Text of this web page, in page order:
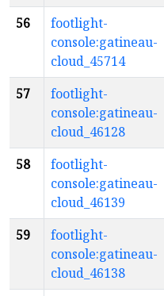
56
footlight-
console:gatineau-
cloud_45714
57
footlight-
console:gatineau-
cloud_46128
58
footlight-
console:gatineau-
cloud_46139
59
footlight-
console:gatineau-
cloud_46138